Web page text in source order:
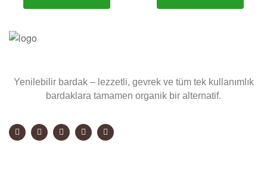
Yenilebilir bardak – lezzetli, gevrek ve tüm tek kullanımlık
bardaklara tamamen organik bir alternatif.